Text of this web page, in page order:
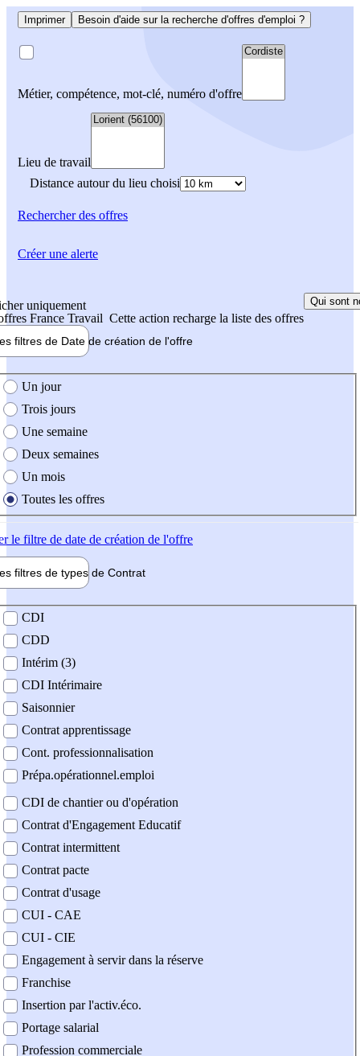
Imprimer Besoin d'aide sur la recherche d'offres d'emploi ?
Métier, compétence, mot-clé, numéro d'offre
Lieu de travail
Distance autour du lieu choisi
Rechercherdes offres
uniquement
France Travail Cette action recharge la liste des offres
Qui sont
filtres de Date de création de l'offre
création de l'offre
Un jour
Trois jours
Une semaine
Deux semaines
Un mois
Toutes les offres
le filtre de date de création de l'offre
filtres de types de Contrat
contrat
CDI
CDD
Intérim (3)
CDI Intérimaire
Saisonnier
Contrat apprentissage
Cont. professionnalisation
Prépa.opérationnel.emploi
CDI de chantier ou d'opération
Contrat d'Engagement Educatif
Contrat intermittent
Contrat pacte
Contrat d'usage
CUI - CAE
CUI - CIE
Engagement à servir dans la réserve
Franchise
Insertion par l'activ.éco.
Portage salarial
Profession commerciale
Créer une alerte